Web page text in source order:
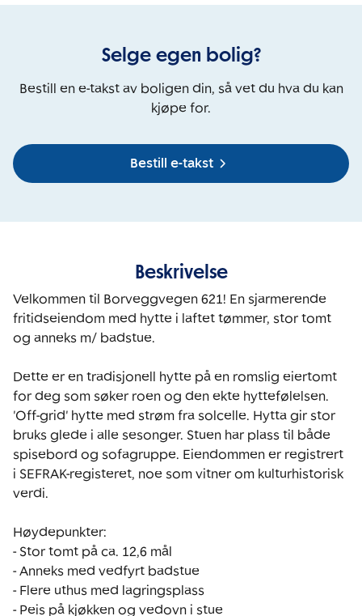
Selge egen bolig?
Bestill en e-takst av boligen din, så vet du hva du kan
kjøpe for.
Bestill e-takst
Beskrivelse
Velkommen til Borveggvegen 621! En sjarmerende
fritidseiendom med hytte i laftet tømmer, stor tomt
og anneks m/ badstue.
Dette er en tradisjonell hytte på en romslig eiertomt
for deg som søker roen og den ekte hyttefølelsen.
'Off-grid' hytte med strøm fra solcelle. Hytta gir stor
bruks glede i alle sesonger. Stuen har plass til både
spisebord og sofagruppe. Eiendommen er registrert
i SEFRAK-registeret, noe som vitner om kulturhistorisk
verdi.
Høydepunkter:
- Stor tomt på ca. 12,6 mål
- Anneks med vedfyrt badstue
- Flere uthus med lagringsplass
- Peis på kjøkken og vedovn i stue